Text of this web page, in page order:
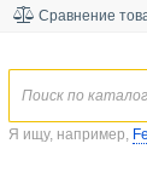
Сравнение
Я ищу, например,